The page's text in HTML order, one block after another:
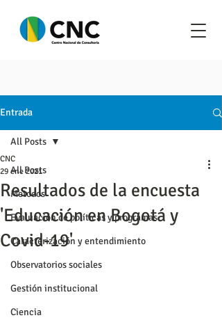
Entrada
All Posts
Metodos
Evaluación de políticas y programas
Caracterización y entendimiento
Observatorios sociales
Gestión institucional
Ciencia
All Posts
Resultados de la encuesta
'Educación en Bogotá y
Covid-19'
CNC
29 ene 2021